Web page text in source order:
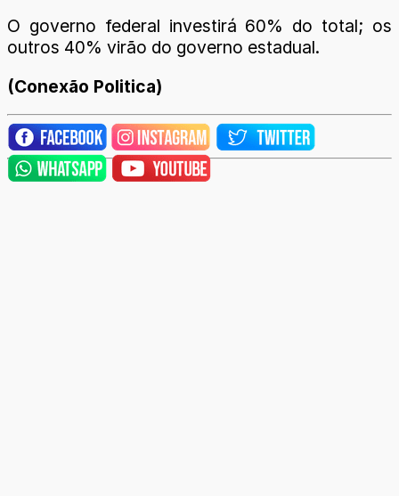
O governo federal investirá 60% do total; os
outros 40% virão do governo estadual.
(Conexão Politica)